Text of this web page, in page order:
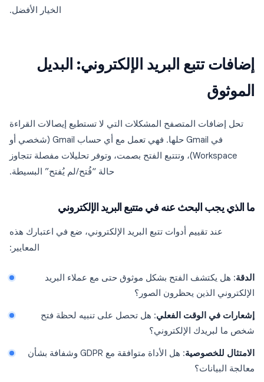
الخيار الأفضل.
إضافات تتبع البريد الإلكتروني: البديل
الموثوق
تحل إضافات المتصفح المشكلات التي لا تستطيع إيصالات القراءة
في Gmail حلها. فهي تعمل مع أي حساب Gmail (شخصي أو
Workspace)، وتتتبع الفتح بصمت، وتوفر تحليلات مفصلة تتجاوز
حالة “فُتح/لم يُفتح” البسيطة.
ما الذي يجب البحث عنه في متتبع البريد الإلكتروني
عند تقييم أدوات تتبع البريد الإلكتروني، ضع في اعتبارك هذه
المعايير:
الدقة: هل يكتشف الفتح بشكل موثوق حتى مع عملاء البريد
الإلكتروني الذين يحظرون الصور؟
إشعارات في الوقت الفعلي: هل تحصل على تنبيه لحظة فتح
شخص ما لبريدك الإلكتروني؟
الامتثال للخصوصية
: هل الأداة متوافقة مع GDPR وشفافة بشأن
معالجة البيانات؟